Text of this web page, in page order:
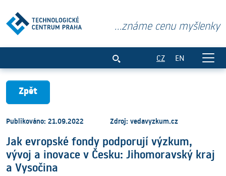
...známe cenu myšlenky
CZ EN
Zpět
Publikováno: 21.09.2022 Zdroj: vedavyzkum.cz
Jak evropské fondy podporují výzkum,
vývoj a inovace v Česku: Jihomoravský kraj
a Vysočina